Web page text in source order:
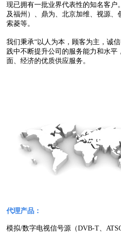
现已拥有一批业界代表性的知名客户
及福州）、鼎为、北京加维、视源、
索菱等。
我们秉承“以人为本，顾客为主，诚
践中不断提升公司的服务能力和水平
面、经济的优质供应服务。
代理产品：
模拟/数字电视信号源（DVB-T、